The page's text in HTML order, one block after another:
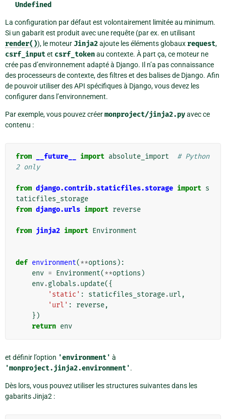
Undefined
La configuration par défaut est volontairement limitée au minimum.
Si un gabarit est produit avec une requête (par ex. en utilisant
render()), le moteurJinja2ajoute les éléments globaux request,
csrf_inputet csrf_tokenau contexte. À part ça, ce moteur ne
crée pas d’environnement adapté à Django. Il n’a pas connaissance
des processeurs de contexte, des filtres et des balises de Django. Afin
de pouvoir utiliser des API spécifiques à Django, vous devez les
configurer dans l’environnement.
Par exemple, vous pouvez créermonproject/jinja2.pyavec ce
contenu :
from __future__ import absolute_import
# Python
2 only
from django.contrib.staticfiles.storage import s
taticfiles_storage
from django.urls import reverse
from jinja2 import Environment
def environment(**options ):
env = Environment(**options )
env.globals .update({
'static' : staticfiles_storage.url ,
'url' : reverse,
})
return env
et définir l’option 'environment' à
'monproject.jinja2.environment'.
Dès lors, vous pouvez utiliser les structures suivantes dans les
gabarits Jinja2 :